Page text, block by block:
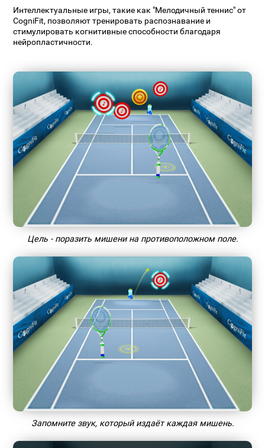
Интеллектуальные игры, такие как "Мелодичный теннис" от
CogniFit, позволяют тренировать распознавание и
стимулировать когнитивные способности благодаря
нейропластичности.
Цель - поразить мишени на противоположном поле.
Запомните звук, который издаёт каждая мишень.